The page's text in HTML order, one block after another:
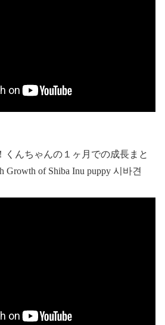
くんちゃんの１ヶ月での成長まと
Growth of Shiba Inu puppy 시바견